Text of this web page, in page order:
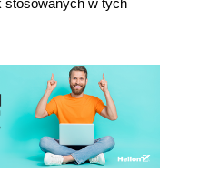
Metasploit
platformy Metasploit